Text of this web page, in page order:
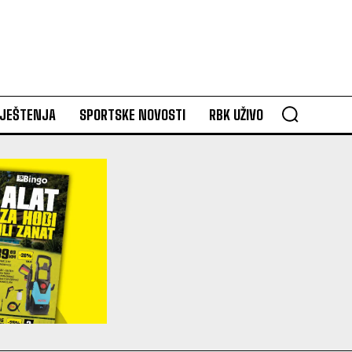
SPORTSKE NOVOSTI RBK UŽIVO